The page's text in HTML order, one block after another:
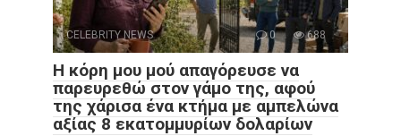
CELEBRITY NEWS 0 688
Η κόρη μου μού απαγόρευσε να
παρευρεθώ στον γάμο της, αφού
της χάρισα ένα κτήμα με αμπελώνα
αξίας 8 εκατομμυρίων δολαρίων